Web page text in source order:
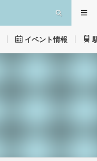
イベント情報